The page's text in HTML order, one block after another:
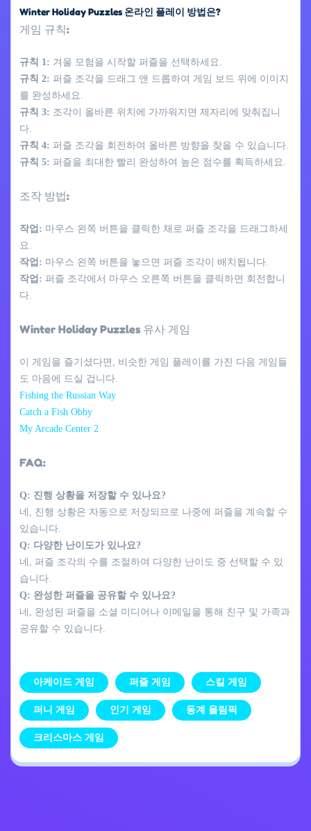
Winter Holiday Puzzles 온라인 플레이 방법은?
게임 규칙:
규칙 1: 겨울 모험을 시작할 퍼즐을 선택하세요.
규칙 2: 퍼즐 조각을 드래그 앤 드롭하여 게임 보드 위에 이미지
를 완성하세요.
규칙 3: 조각이 올바른 위치에 가까워지면 제자리에 맞춰집니
다.
규칙 4: 퍼즐 조각을 회전하여 올바른 방향을 찾을 수 있습니다.
규칙 5: 퍼즐을 최대한 빨리 완성하여 높은 점수를 획득하세요.
조작 방법:
작업: 마우스 왼쪽 버튼을 클릭한 채로 퍼즐 조각을 드래그하세
요.
작업: 마우스 왼쪽 버튼을 놓으면 퍼즐 조각이 배치됩니다.
작업: 퍼즐 조각에서 마우스 오른쪽 버튼을 클릭하면 회전합니
다.
Winter Holiday Puzzles 유사 게임
이 게임을 즐기셨다면, 비슷한 게임 플레이를 가진 다음 게임들
도 마음에 드실 겁니다.
Fishing the Russian Way
Catch a Fish Obby
My Arcade Center 2
FAQ:
Q: 진행 상황을 저장할 수 있나요?
네, 진행 상황은 자동으로 저장되므로 나중에 퍼즐을 계속할 수
있습니다.
Q: 다양한 난이도가 있나요?
네, 퍼즐 조각의 수를 조절하여 다양한 난이도 중 선택할 수 있
습니다.
Q: 완성한 퍼즐을 공유할 수 있나요?
네, 완성된 퍼즐을 소셜 미디어나 이메일을 통해 친구 및 가족과
공유할 수 있습니다.
아케이드 게임 퍼즐 게임 스킬 게임
퍼니 게임 인기 게임 동계 올림픽
크리스마스 게임